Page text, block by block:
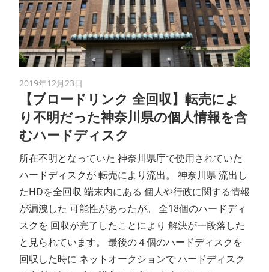
2019年12月23日
【ブロードリンク 全回収】転売によ
り不明だった神奈川県の個人情報を含
むハードディスク
所在不明となっていた 神奈川県庁で使用されていた
ハードディスクが 転売により流出。 神奈川県 流出し
たHDを全回収 端末内にある 個人や行政に関する情報
が漏洩した 可能性があったが。 全18個のハードディ
スクを 回収が完了したことにより 解決が一段落した
と見られています。 最後の４個のハードディスクを
回収した時に ネットオークションで ハードディスク